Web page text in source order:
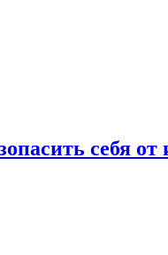
себя